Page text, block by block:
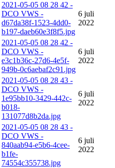
2021-05-05 08 28 42 -
DCO VWS -
d67da38f-1523-4dd0-
b197-daeb60e3f8f5.jpg
6 juli
2022
2021-05-05 08 28 42 -
DCO VWS -
e3c1b36c-27d6-4e5f-
949b-0c6aebaf2c91.jpg
6 juli
2022
2021-05-05 08 28 43 -
DCO VWS -
1e95bb10-3429-442c-
b018-
131077d8b2da.jpg
6 juli
2022
2021-05-05 08 28 43 -
DCO VWS -
840aab94-e5b6-4cee-
b1fe-
74554c355738.jpg
6 juli
2022